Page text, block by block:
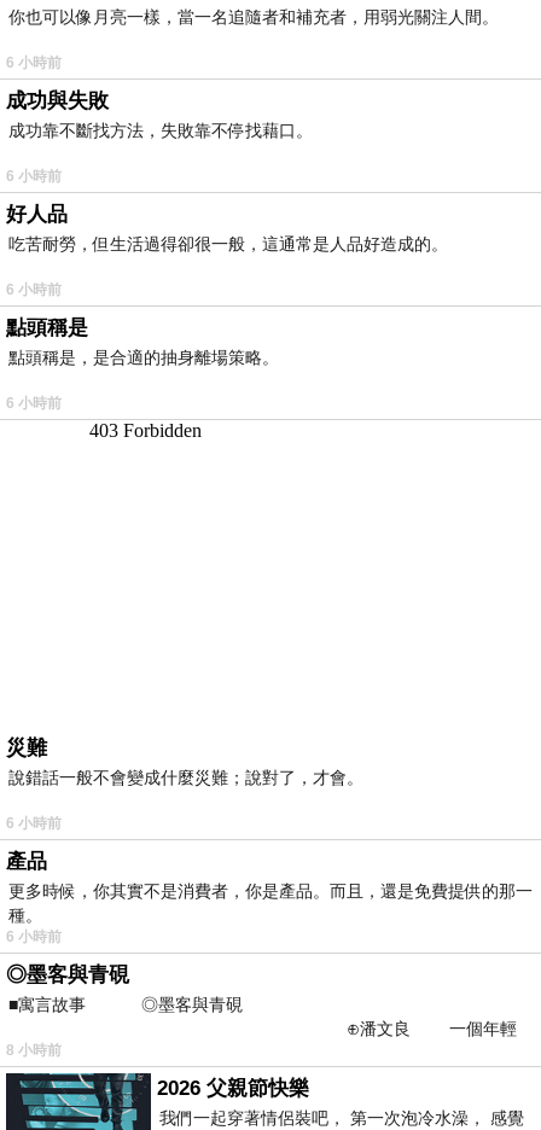
你也可以像月亮一樣，當一名追隨者和補充者，用弱光關注人間。
6 小時前
成功與失敗
成功靠不斷找方法，失敗靠不停找藉口。
6 小時前
好人品
吃苦耐勞，但生活過得卻很一般，這通常是人品好造成的。
6 小時前
點頭稱是
點頭稱是，是合適的抽身離場策略。
6 小時前
災難
說錯話一般不會變成什麼災難；說對了，才會。
6 小時前
產品
更多時候，你其實不是消費者，你是產品。而且，還是免費提供的那一
種。
6 小時前
◎墨客與青硯
■寓言故事 ◎墨客與青硯
⊕潘文良 一個年輕
的墨客，在京城的古玩肆裡
8 小時前
2026 父親節快樂
我們一起穿著情侶裝吧， 第一次泡冷水澡， 感覺